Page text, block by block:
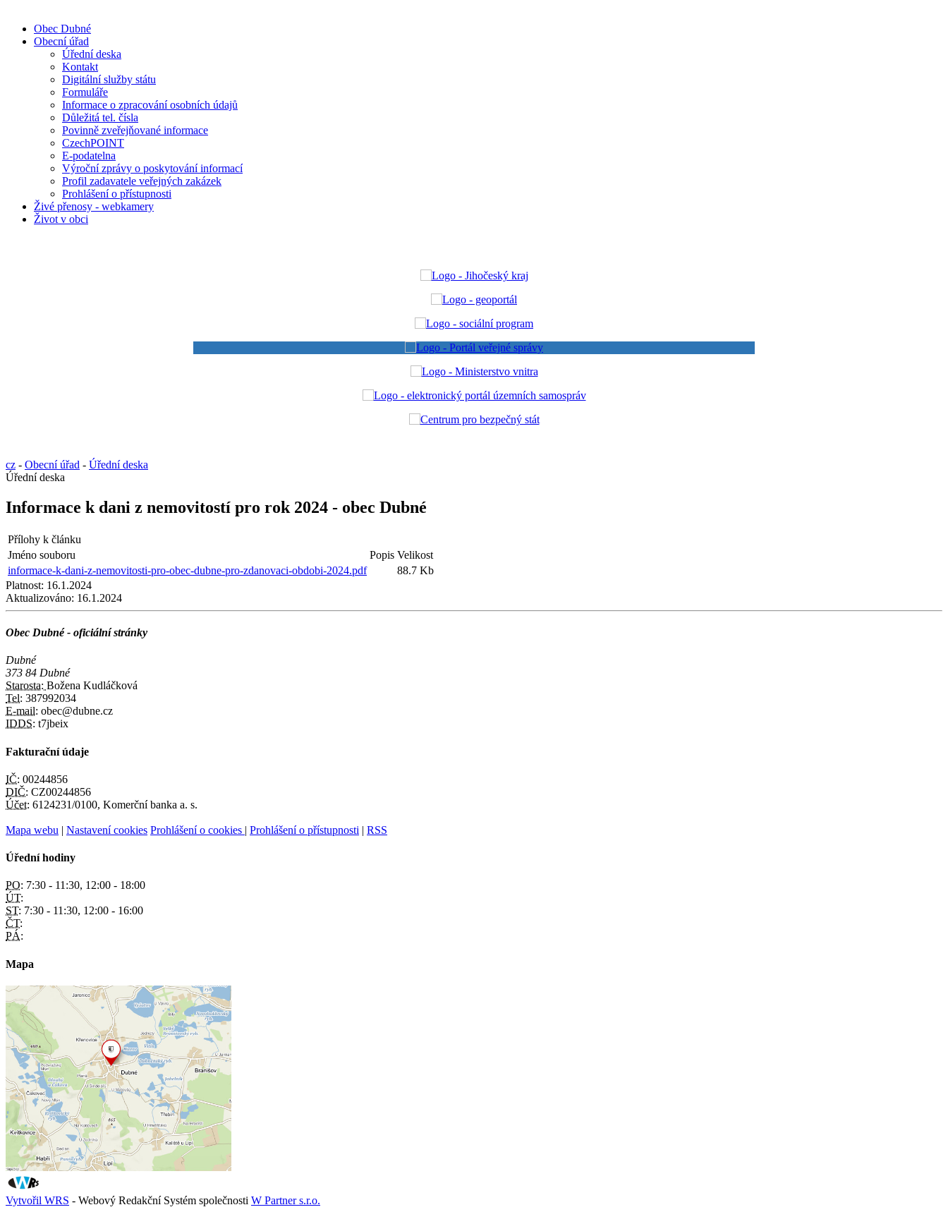
Obec Dubné
Obecní úřad
Úřední deska
Kontakt
Digitální služby státu
Formuláře
Informace o zpracování osobních údajů
Důležitá tel. čísla
Povinně zveřejňované informace
CzechPOINT
E-podatelna
Výroční zprávy o poskytování informací
Profil zadavatele veřejných zakázek
Prohlášení o přístupnosti
Živé přenosy - webkamery
Život v obci
cz - Obecní úřad - Úřední deska
Úřední deska
Informace k dani z nemovitostí pro rok 2024 - obec Dubné
Přílohy k článku
Jméno souboru
Popis Velikost
informace-k-dani-z-nemovitosti-pro-obec-dubne-pro-zdanovaci-obdobi-2024.pdf
88.7 Kb
Platnost: 16.1.2024
Aktualizováno: 16.1.2024
Obec Dubné - oficiální stránky
Dubné
373 84 Dubné
Starosta: Božena Kudláčková
Tel: 387992034
E-mail: obec@dubne.cz
IDDS: t7jbeix
Fakturační údaje
IČ: 00244856
DIČ: CZ00244856
Účet: 6124231/0100, Komerční banka a. s.
Mapa webu | Nastavení cookies Prohlášení o cookies | Prohlášení o přístupnosti | RSS
Úřední hodiny
PO: 7:30 - 11:30, 12:00 - 18:00
ÚT:
ST: 7:30 - 11:30, 12:00 - 16:00
ČT:
PÁ:
Mapa
Vytvořil WRS - Webový Redakční Systém společnosti W Partner s.r.o.